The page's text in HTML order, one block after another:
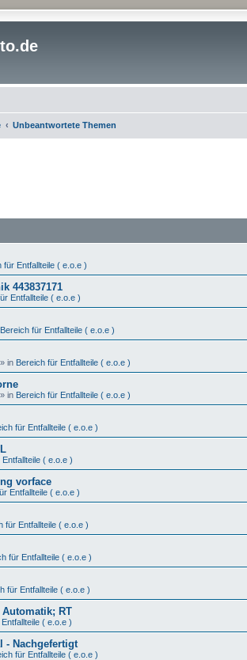
Unbeantwortete Themen
für Entfallteile ( e.o.e )
443837171
Entfallteile ( e.o.e )
Bereich für Entfallteile ( e.o.e )
» in Bereich für Entfallteile ( e.o.e )
» in Bereich für Entfallteile ( e.o.e )
für Entfallteile ( e.o.e )
( e.o.e )
vorface
Entfallteile ( e.o.e )
für Entfallteile ( e.o.e )
für Entfallteile ( e.o.e )
für Entfallteile ( e.o.e )
RT
( e.o.e )
- Nachgefertigt
für Entfallteile ( e.o.e )